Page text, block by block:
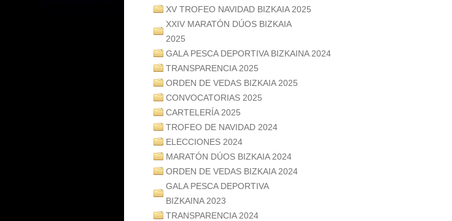
XV TROFEO NAVIDAD BIZKAIA 2025
XXIV MARATÓN DÚOS BIZKAIA
2025
GALA PESCA DEPORTIVA BIZKAINA 2024
TRANSPARENCIA 2025
ORDEN DE VEDAS BIZKAIA 2025
CONVOCATORIAS 2025
CARTELERÍA 2025
TROFEO DE NAVIDAD 2024
ELECCIONES 2024
MARATÓN DÚOS BIZKAIA 2024
ORDEN DE VEDAS BIZKAIA 2024
GALA PESCA DEPORTIVA
BIZKAINA 2023
TRANSPARENCIA 2024